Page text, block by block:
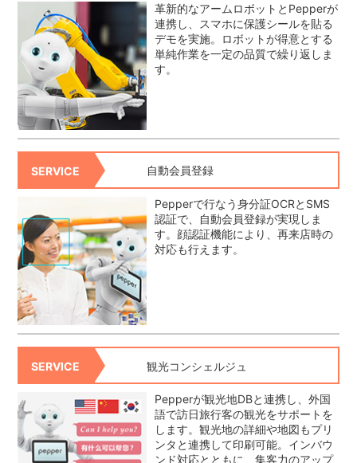
革新的なアームロボットとPepperが
連携し、スマホに保護シールを貼る
デモを実施。ロボットが得意とする
単純作業を一定の品質で繰り返しま
す。
自動会員登録
SERVICE
Pepperで行なう身分証OCRとSMS
認証で、自動会員登録が実現しま
す。顔認証機能により、再来店時の
対応も行えます。
観光コンシェルジュ
SERVICE
Pepperが観光地DBと連携し、外国
語で訪日旅行客の観光をサポートを
します。観光地の詳細や地図もプリ
ンタと連携して印刷可能。インバウ
ンド対応とともに、集客力のアップ